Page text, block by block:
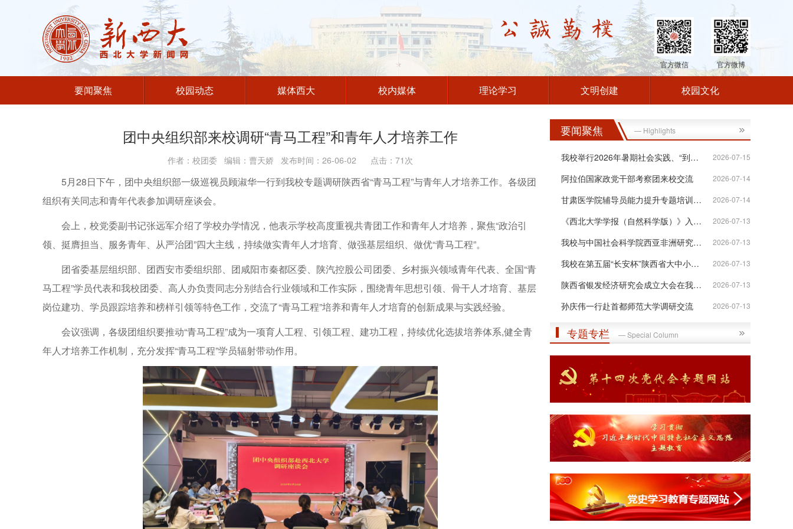
官方微信 官方微博
要闻聚焦 校园动态 媒体西大 校内媒体 理论学习 文明创建 校园文化
团中央组织部来校调研“青马工程”和青年人才培养工作
作者：校团委 编辑：曹天娇 发布时间：26-06-02 点击： 71 次
5月28日下午，团中央组织部一级巡视员顾淑华一行到我校专题调研陕西省“青马工程”与青年人才培养工作。各级团
组织有关同志和青年代表参加调研座谈会。
会上，校党委副书记张远军介绍了学校办学情况，他表示学校高度重视共青团工作和青年人才培养，聚焦“政治引
领、挺膺担当、服务青年、从严治团”四大主线，持续做实青年人才培育、做强基层组织、做优“青马工程”。
团省委基层组织部、团西安市委组织部、团咸阳市秦都区委、陕汽控股公司团委、乡村振兴领域青年代表、全国“青
马工程”学员代表和我校团委、高人办负责同志分别结合行业领域和工作实际，围绕青年思想引领、骨干人才培育、基层
岗位建功、学员跟踪培养和榜样引领等特色工作，交流了“青马工程”培养和青年人才培育的创新成果与实践经验。
会议强调，各级团组织要推动“青马工程”成为一项育人工程、引领工程、建功工程，持续优化选拔培养体系,健全青
年人才培养工作机制，充分发挥“青马工程”学员辐射带动作用。
要闻聚焦 — Highlights
2026-07-15
我校举行2026年暑期社会实践、“到延安...
2026-07-14
阿拉伯国家政党干部考察团来校交流
2026-07-14
甘肃医学院辅导员能力提升专题培训班在...
2026-07-13
《西北大学学报（自然科学版）》入选“...
2026-07-13
我校与中国社会科学院西亚非洲研究所签...
2026-07-13
我校在第五届“长安杯”陕西省大中小学...
2026-07-13
陕西省银发经济研究会成立大会在我校举行
2026-07-13
孙庆伟一行赴首都师范大学调研交流
专题专栏 — Special Column